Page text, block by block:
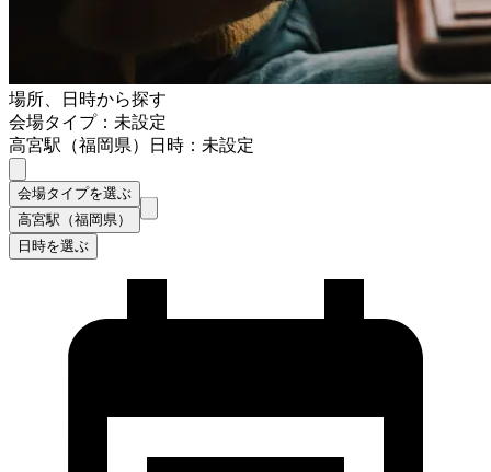
場所、日時から探す
会場タイプ：未設定
高宮駅（福岡県）
日時：未設定
会場タイプを選ぶ
高宮駅（福岡県）
日時を選ぶ